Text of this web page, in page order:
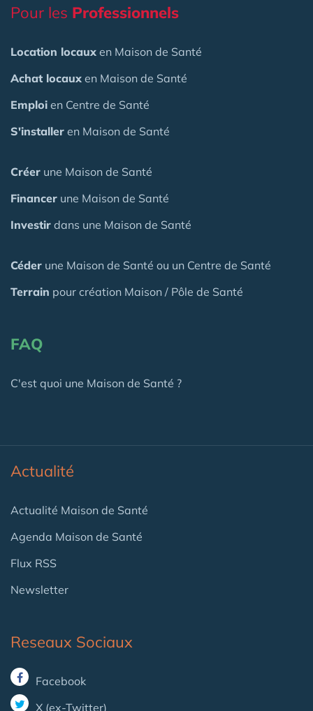
Pour les Professionnels
Location locaux en Maison de Santé
Achat locaux en Maison de Santé
Emploi en Centre de Santé
S'installer en Maison de Santé
Créer une Maison de Santé
Financer une Maison de Santé
Investir dans une Maison de Santé
Céder une Maison de Santé ou un Centre de Santé
Terrain pour création Maison / Pôle de Santé
FAQ
C'est quoi une Maison de Santé ?
Actualité
Actualité Maison de Santé
Agenda Maison de Santé
Flux RSS
Newsletter
Reseaux Sociaux
Facebook
X (ex-Twitter)